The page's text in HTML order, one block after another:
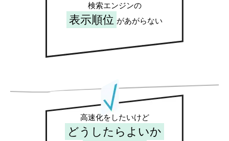
検索エンジンの
表示順位 があがらない
高速化をしたいけど
どうしたらよいか